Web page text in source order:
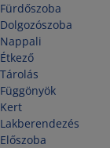
Fürdőszoba
Dolgozószoba
Nappali
Étkező
Tárolás
Függönyök
Kert
Lakberendezés
Előszoba